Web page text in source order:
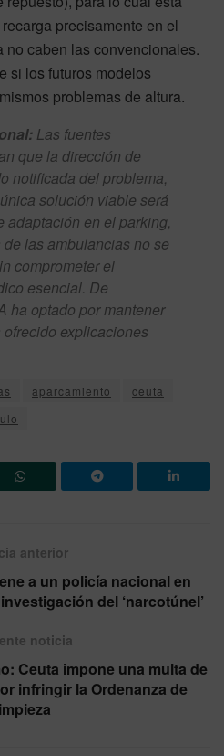
precisamente en el
no caben las convencionales.
si los futuros modelos
problemas de altura.
Las fuentes
que la dirección de
notificada del problema,
solución viable será
adaptación en el parking,
las ambulancias no se
comprometer el
esencial. De
ha optado por mantener
explicaciones
aparcamiento
ceuta
anterior
a un policía nacional en
del ‘narcotúnel’
noticia
Ceuta impone una multa de
infringir la Ordenanza de